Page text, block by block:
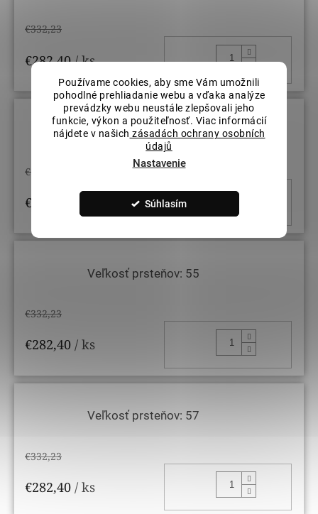
Používame cookies, aby sme Vám umožnili
pohodlné prehliadanie webu a vďaka analýze
prevádzky webu neustále zlepšovali jeho
funkcie, výkon a použiteľnosť. Viac informácií
nájdete v našich zásadách ochrany osobních
údajů
Nastavenie
Súhlasím
€332,23
€282,40/ ks
Veľkosť prsteňov: 54
€332,23
€282,40
Veľkosť prsteňov: 55
€332,23
€282,40 / ks
Veľkosť prsteňov: 57
€332,23
€282,40 / ks